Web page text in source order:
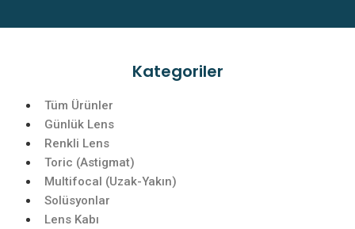
Kategoriler
Tüm Ürünler
Günlük Lens
Renkli Lens
Toric (Astigmat)
Multifocal (Uzak-Yakın)
Solüsyonlar
Lens Kabı